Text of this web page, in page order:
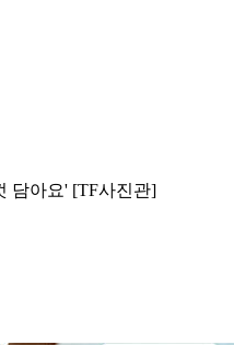
담아요' [TF사진관]